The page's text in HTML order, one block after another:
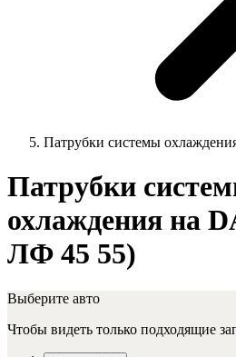
Патрубки системы
Патрубки
охлаждения на
ЛФ 45 55)
Выберите авто
Чтобы видеть только подходящие